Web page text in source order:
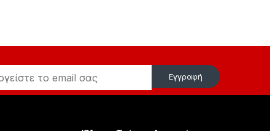
Εγγραφή